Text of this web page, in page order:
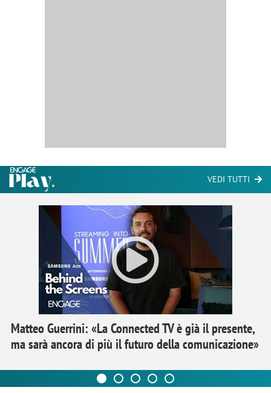
VEDI TUTTI
Matteo Guerrini: «La Connected TV è già il presente,
ma sarà ancora di più il futuro della comunicazione»